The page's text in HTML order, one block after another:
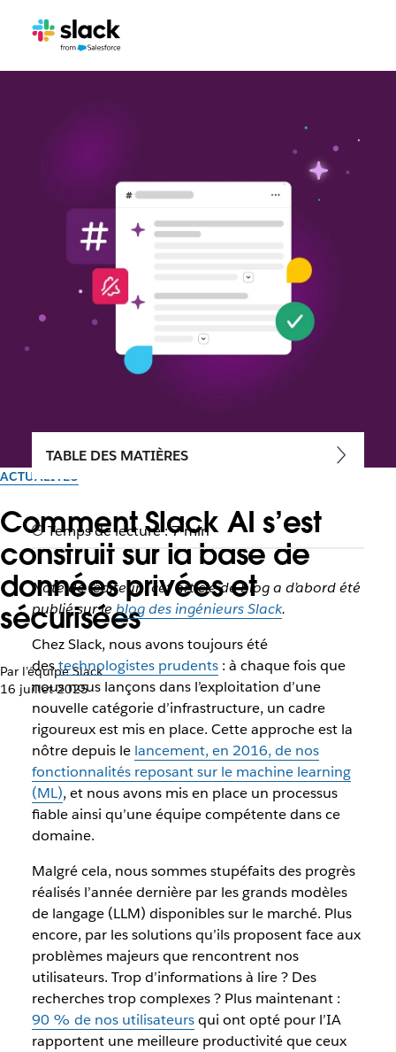
ACTUALITÉS
Comment Slack AI s’est
construit sur la base de
données privées et
sécurisées
Par l’équipe Slack
16 juillet 2025
TABLE DES MATIÈRES
Temps de lecture : 7 min
Note de l’éditeur : cet article de blog a d’abord été
publié sur leblog des ingénieurs Slack.
Chez Slack, nous avons toujours été
destechnologistes prudents: à chaque fois que
nous nous lançons dans l’exploitation d’une
nouvelle catégorie d’infrastructure, un cadre
rigoureux est mis en place. Cette approche est la
nôtre depuis le lancement, en 2016, de nos
fonctionnalités reposant sur le machine learning
(ML), et nous avons mis en place un processus
fiable ainsi qu’une équipe compétente dans ce
domaine.
Malgré cela, nous sommes stupéfaits des progrès
réalisés l’année dernière par les grands modèles
de langage (LLM) disponibles sur le marché. Plus
encore, par les solutions qu’ils proposent face aux
problèmes majeurs que rencontrent nos
utilisateurs. Trop d’informations à lire ? Des
recherches trop complexes ? Plus maintenant :
90 % de nos utilisateursqui ont opté pour l’IA
rapportent une meilleure productivité que ceux